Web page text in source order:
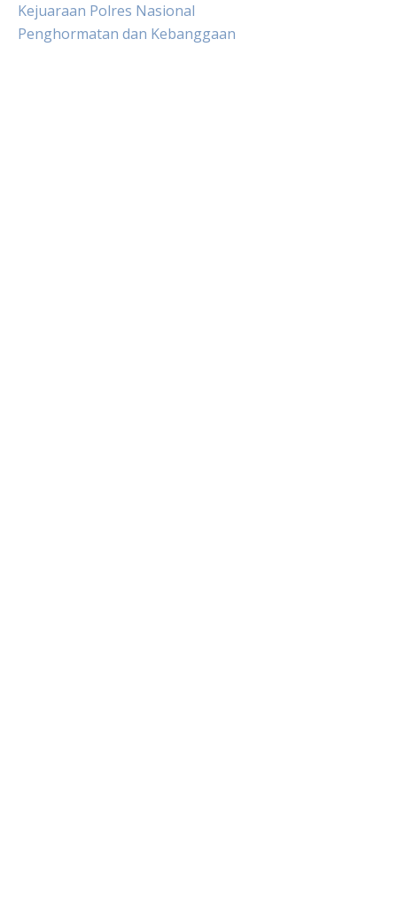
Kejuaraan Polres Nasional
Penghormatan dan Kebanggaan